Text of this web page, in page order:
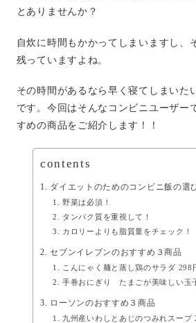
とありませんか？
自炊に時間もかかってしまいますし、
残っていますよね。
その時間があるなら早く寝てしまいた
です。今回はそんなコンビニユーザー
すめの商品をご紹介します！！
contents
ダイエットのためのコンビニ飯の選
野菜は必須！
タンパク質を重視して！
カロリーよりも脂質量をチェック！
セブンイレブンのおすすめ３商品
こんにゃく麺と蒸し鶏のサラダ 298
手巻おにぎり たまごが美味しい玉
ローソンのおすすめ３商品
九州産いわしとあじのつみれスープ